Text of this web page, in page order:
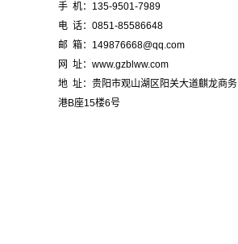
手 机：135-9501-7989
电 话：0851-85586648
邮 箱：149876668@qq.com
网 址：www.gzblww.com
地 址：贵阳市观山湖区阳关大道麒龙商务
港B座15楼6号